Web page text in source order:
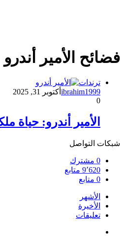
فضائح الأمير أندرو
ترندات
ibrahim1999 أكتوبر 31, 2025
0
الأمير أندرو: حياة
شبكات التواصل
0 مشترك
9٬620 متابع
0 متابع
الأشهر
الأخيرة
تعليقات